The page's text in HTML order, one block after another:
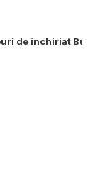
de închiriat